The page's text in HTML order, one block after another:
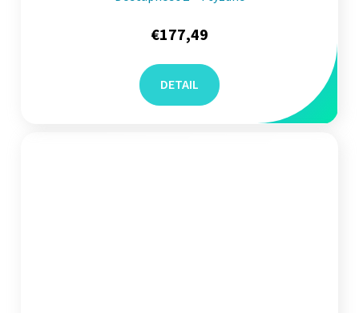
€177,49
DETAIL